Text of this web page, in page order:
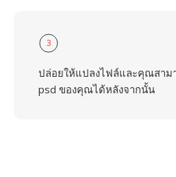
3
ปล่อยให้แปลงไฟล์และคุณสาม
psd ของคุณได้หลังจากนั้น